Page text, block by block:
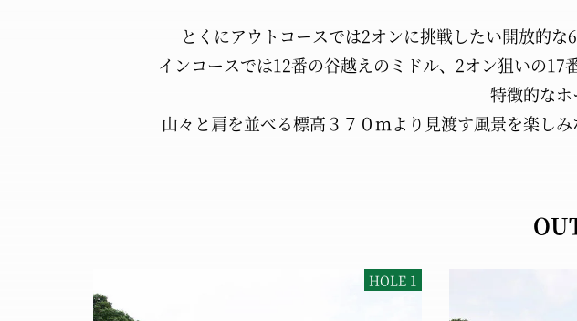
とくにアウトコースでは2オンに挑戦したい開放的な
インコースでは12番の谷越えのミドル、 2オン狙いの17
特徴的なホ
山々と肩を並べる標高３７０ｍより 見渡す風景を楽しみ